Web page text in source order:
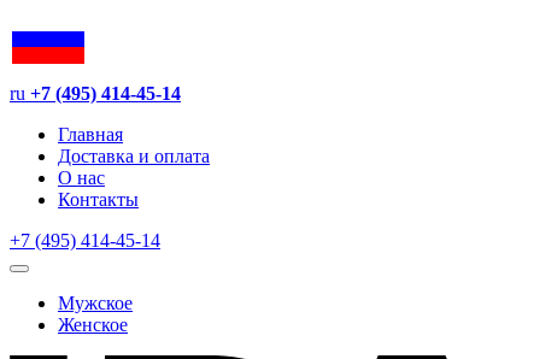
ru +7 (495) 414-45-14
Главная
Доставка и оплата
О нас
Контакты
+7 (495) 414-45-14
Мужское
Женское